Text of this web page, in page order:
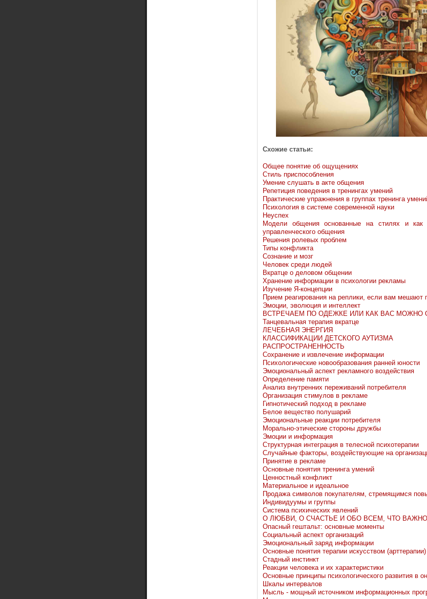
Схожие статьи:
Общее понятие об ощущениях
Стиль приспособления
Умение слушать в акте общения
Репетиция поведения в тренингах умений
Практические упражнения в группах тренинга
Психология в системе современной науки
Неуспех
Модели общения основанные на стилях и
управленческого общения
Решения ролевых проблем
Типы конфликта
Сознание и мозг
Человек среди людей
Вкратце о деловом общении
Хранение информации в психологии рекламы
Изучение Я-концепции
Прием реагирования на реплики, если вам мешают
Эмоции, эволюция и интеллект
ВСТРЕЧАЕМ ПО ОДЕЖКЕ ИЛИ КАК ВАС МОЖНО
Танцевальная терапия вкратце
ЛЕЧЕБНАЯ ЭНЕРГИЯ
КЛАССИФИКАЦИИ ДЕТСКОГО АУТИЗМА
РАСПРОСТРАНЕННОСТЬ
Сохранение и извлечение информации
Психологические новообразования ранней юности
Эмоциональный аспект рекламного воздействия
Определение памяти
Анализ внутренних переживаний потребителя
Организация стимулов в рекламе
Гипнотический подход в рекламе
Белое вещество полушарий
Эмоциональные реакции потребителя
Морально-этические стороны дружбы
Эмоции и информация
Структурная интеграция в телесной психотерапии
Случайные факторы, воздействующие на
Принятие в рекламе
Основные понятия тренинга умений
Ценностный конфликт
Материальное и идеальное
Продажа символов покупателям, стремящимся
Индивидуумы и группы
Система психических явлений
О ЛЮБВИ, О СЧАСТЬЕ И ОБО ВСЕМ, ЧТО ВАЖНО
Опасный гештальт: основные моменты
Социальный аспект организаций
Эмоциональный заряд информации
Основные понятия терапии искусством (арттерапии)
Стадный инстинкт
Реакции человека и их характеристики
Основные принципы психологического развития в
Шкалы интервалов
Мысль - мощный источником информационных